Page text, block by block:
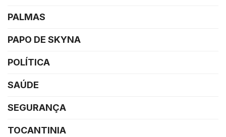
PALMAS
PAPO DE SKYNA
POLÍTICA
SAÚDE
SEGURANÇA
TOCANTINIA